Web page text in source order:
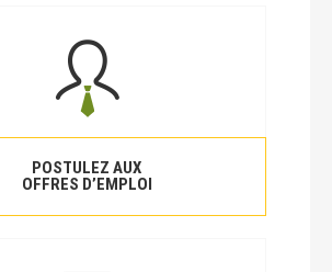
POSTULEZ AUX
OFFRES D’EMPLOI